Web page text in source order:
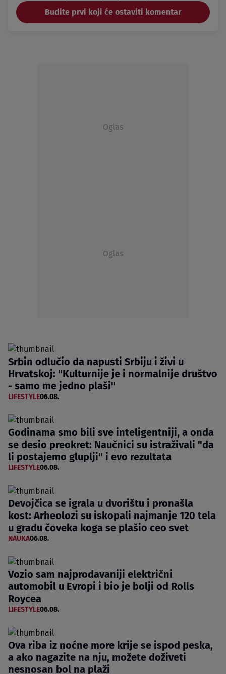
Budite prvi koji će ostaviti komentar
Oglas
Oglas
Srbin odlučio da napusti Srbiju i živi u
Hrvatskoj: "Kulturnije je i normalnije društvo
- samo me jedno plaši"
LIFESTYLE06.08.
Godinama smo bili sve inteligentniji, a onda
se desio preokret: Naučnici su istraživali "da
li postajemo gluplji" i evo rezultata
LIFESTYLE06.08.
Devojčica se igrala u dvorištu i pronašla
kost: Arheolozi su iskopali najmanje 120 tela
u gradu čoveka koga se plašio ceo svet
NAUKA06.08.
Vozio sam najprodavaniji električni
automobil u Evropi i bio je bolji od Rolls
Roycea
LIFESTYLE06.08.
Ova riba iz noćne more krije se ispod peska,
a ako nagazite na nju, možete doživeti
nesnosan bol na plaži